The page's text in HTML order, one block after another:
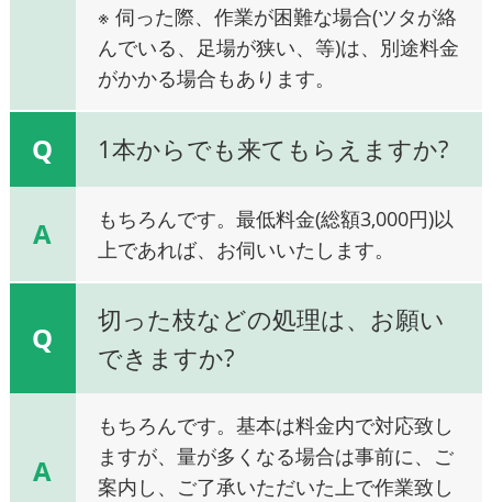
※ 伺った際、作業が困難な場合(ツタが絡
んでいる、足場が狭い、等)は、別途料金
がかかる場合もあります。
Q 1本からでも来てもらえますか?
A
もちろんです。最低料金(総額3,000円)以
上であれば、お伺いいたします。
Q
切った枝などの処理は、お願い
できますか?
A
もちろんです。基本は料金内で対応致し
ますが、量が多くなる場合は事前に、ご
案内し、ご了承いただいた上で作業致し